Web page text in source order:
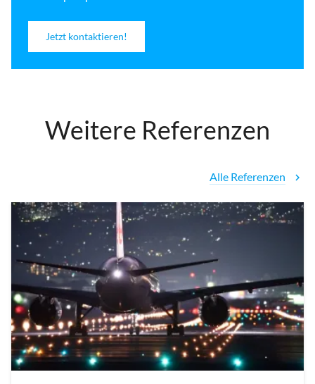
Jetzt kontaktieren!
Weitere Referenzen
Alle Referenzen chevron_right